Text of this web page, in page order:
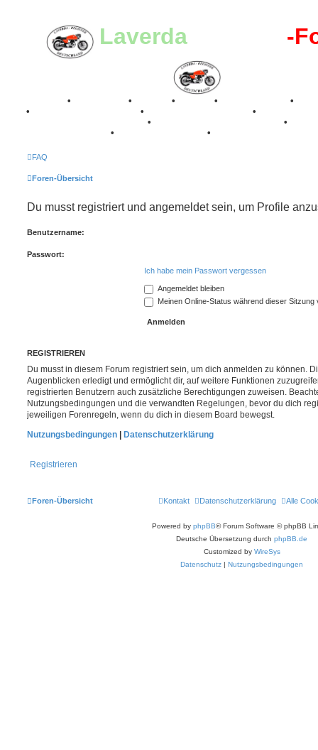
Laverda-Register -
• • • • •
•
•
•
•
•
• •
FAQ
Foren-Übersicht
Du musst registriert und angemeldet sein, um Profile
Benutzername:
Passwort:
Ich habe mein Passwort vergessen
Angemeldet bleiben
Meinen Online-Status während dieser Sitzung
REGISTRIEREN
Du musst in diesem Forum registriert sein, um dich anmelden zu können.
Augenblicken erledigt und ermöglicht dir, auf weitere Funktionen
registrierten Benutzern auch zusätzliche Berechtigungen zuweisen.
Nutzungsbedingungen und die verwandten Regelungen, bevor du dich
jeweiligen Forenregeln, wenn du dich in diesem Board bewegst.
Nutzungsbedingungen
Datenschutzerklärung
Registrieren
Foren-Übersicht Alle
Datenschutzerklärung
Kontakt
Powered by phpBB® Forum Software © phpBB
Deutsche Übersetzung durch phpBB.de
Customized by WireSys
Datenschutz | Nutzungsbedingungen